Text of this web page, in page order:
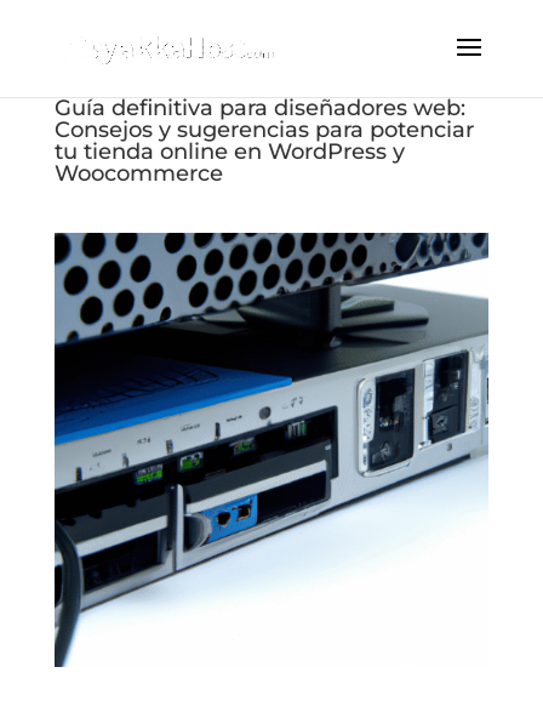
Guía definitiva para diseñadores web:
Consejos y sugerencias para potenciar
tu tienda online en WordPress y
Woocommerce